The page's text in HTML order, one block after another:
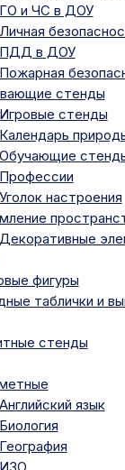
ГО и ЧС в ДОУ
Личная
ПДД в ДОУ
Пожарная
стенды
Игровые стенды
Календарь
Обучающие
Профессии
Уголок настроения
Декоративные
фигуры
таблички и
стенды
Английский язык
Биология
География